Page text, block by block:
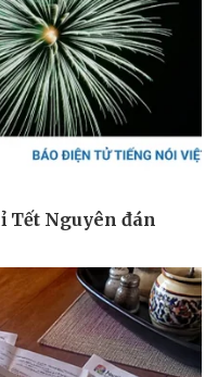
điệu
Công nghệ
nghiệm
đổi số